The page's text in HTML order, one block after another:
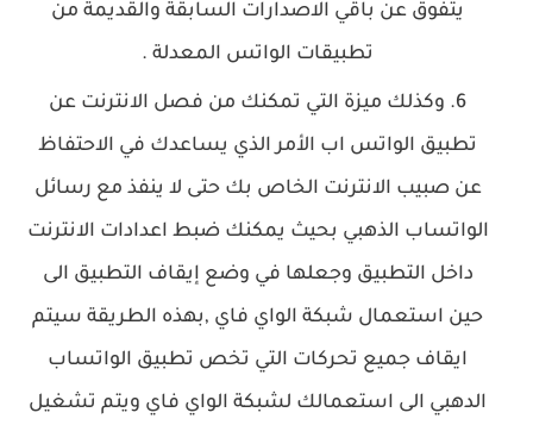
يتفوق عن باقي الاصدارات السابقة والقديمة من
تطبيقات الواتس المعدلة .
وكذلك ميزة التي تمكنك من فصل الانترنت عن
تطبيق الواتس اب الأمر الذي يساعدك في الاحتفاظ
عن صبيب الانترنت الخاص بك حتى لا ينفذ مع رسائل
الواتساب الذهبي بحيث يمكنك ضبط اعدادات الانترنت
داخل التطبيق وجعلها في وضع إيقاف التطبيق الى
حين استعمال شبكة الواي فاي ,بهذه الطريقة سيتم
ايقاف جميع تحركات التي تخص تطبيق الواتساب
الدهبي الى استعمالك لشبكة الواي فاي ويتم تشغيل